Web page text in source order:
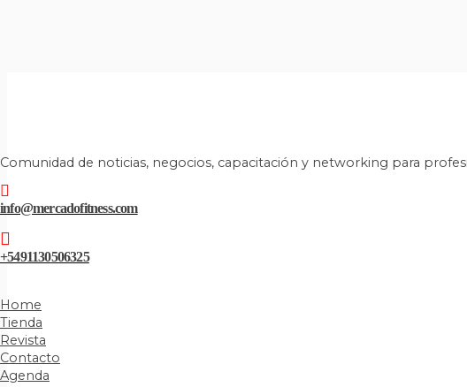
Comunidad de noticias, negocios, capacitación y networking para
info@mercadofitness.com
+5491130506325
Home
Tienda
Revista
Contacto
Agenda